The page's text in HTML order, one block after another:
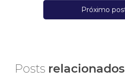
Próximo
Posts relacionados